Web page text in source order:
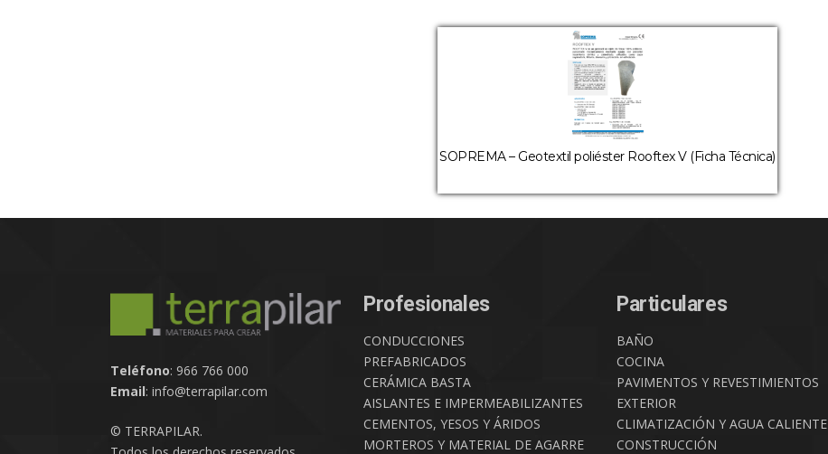
SOPREMA – Geotextil poliéster Rooftex V (Ficha Técnica)
Teléfono: 966 766 000
Email: info@terrapilar.com
© TERRAPILAR.
Profesionales
CONDUCCIONES
PREFABRICADOS
CERÁMICA BASTA
AISLANTES E IMPERMEABILIZANTES
CEMENTOS, YESOS Y ÁRIDOS
MORTEROS Y MATERIAL DE AGARRE
Particulares
BAÑO
COCINA
PAVIMENTOS Y REVESTIMIENTOS
EXTERIOR
CLIMATIZACIÓN Y AGUA CALIENTE
CONSTRUCCIÓN